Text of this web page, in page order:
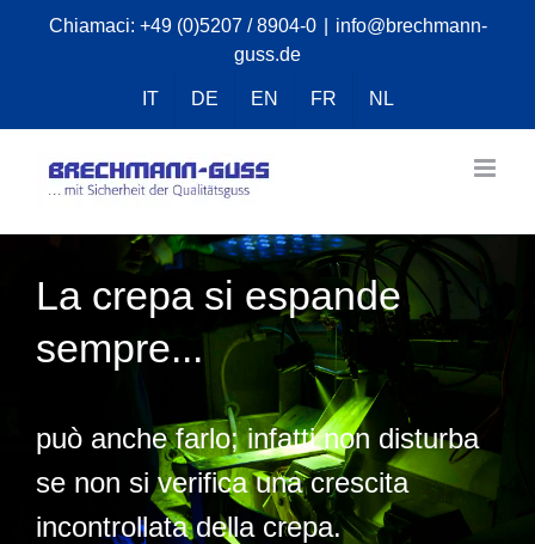
Chiamaci: +49 (0)5207 / 8904-0
info@brechmann-
guss.de
IT DE EN FR NL
La crepa si espande
sempre...
può anche farlo; infatti non disturba
se non si verifica una crescita
incontrollata della crepa.